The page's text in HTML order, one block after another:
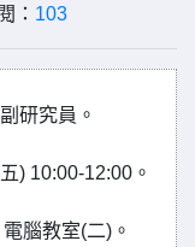
： 103
研究員。
) 10:00-12:00。
腦教室(二)。